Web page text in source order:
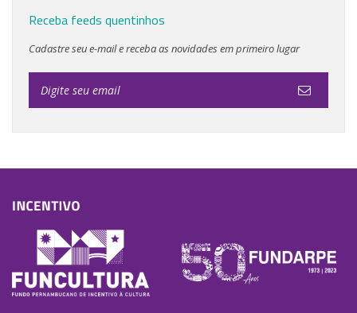
Receba feeds quentinhos
Cadastre seu e-mail e receba as novidades em primeiro lugar